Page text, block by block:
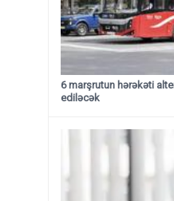
6 marşrutun hərəkəti
ediləcək